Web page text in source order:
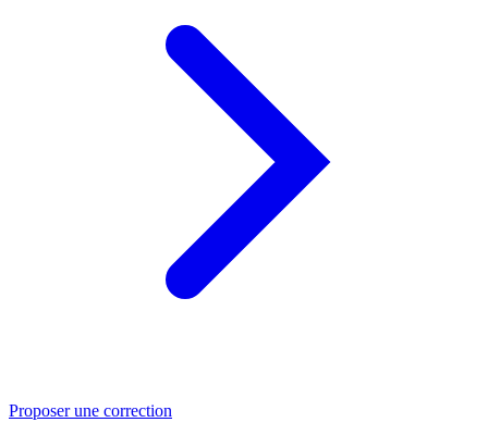
Proposer une correction